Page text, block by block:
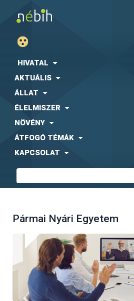
HIVATAL
AKTUÁLIS
ÁLLAT
ÉLELMISZER
NÖVÉNY
ÁTFOGÓ TÉMÁK
KAPCSOLAT
Pármai Nyári Egyetem